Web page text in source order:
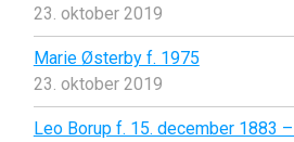
23. oktober 2019
Marie Østerby f. 1975
23. oktober 2019
Leo Borup f. 15. december 1883